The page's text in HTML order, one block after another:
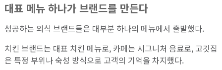
대표 메뉴 하나가 브랜드를 만든다
성공하는 외식 브랜드들은 대부분 하나의 메뉴에서 출발했다.
치킨 브랜드는 대표 치킨 메뉴로, 카페는 시그니처 음료로, 고깃집
은 특정 부위나 숙성 방식으로 고객의 기억을 차지했다.